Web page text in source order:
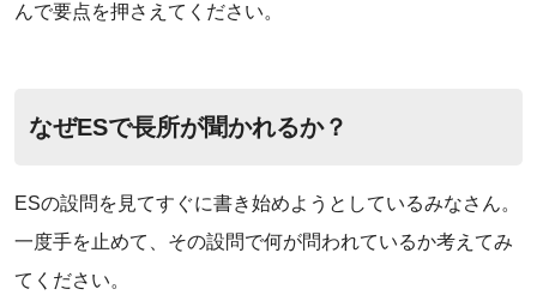
んで要点を押さえてください。
なぜESで長所が聞かれるか？
ESの設問を見てすぐに書き始めようとしているみなさん。
一度手を止めて、その設問で何が問われているか考えてみ
てください。